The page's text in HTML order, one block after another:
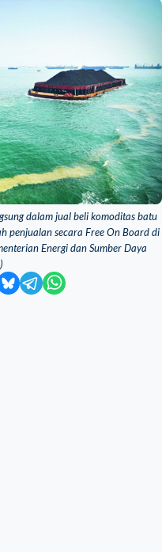
dalam jual beli komoditas batu
penjualan secara Free On Board di
Energi dan Sumber Daya